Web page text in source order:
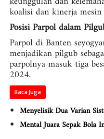
koalisi dan kinerja
Posisi Parpol dalam
Parpol di Banten
menjadikan pilgub
parpolnya masuk tiga
2024.
Baca Juga
Menyelisik Dua Varian
Mental Juara Sepak Bola